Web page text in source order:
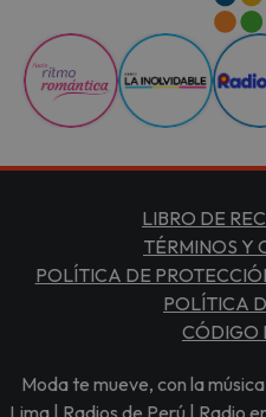
LIBRO DE
TÉRMINOS Y
POLÍTICA DE
POLÍTICA
CÓDIGO
Moda te mueve, con la
Lima | Radios de Perú | Radio